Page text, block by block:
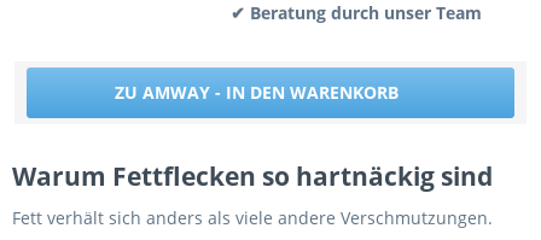
✔ Beratung durch unser Team
ZU AMWAY - IN DEN WARENKORB
Warum Fettflecken so hartnäckig sind
Fett verhält sich anders als viele andere Verschmutzungen.